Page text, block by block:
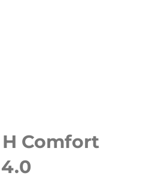
Comfort